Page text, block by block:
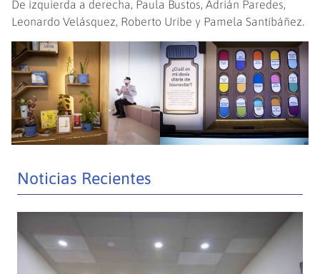
De izquierda a derecha, Paula Bustos, Adrián Paredes,
Leonardo Velásquez, Roberto Uribe y Pamela Santibáñez.
Noticias Recientes